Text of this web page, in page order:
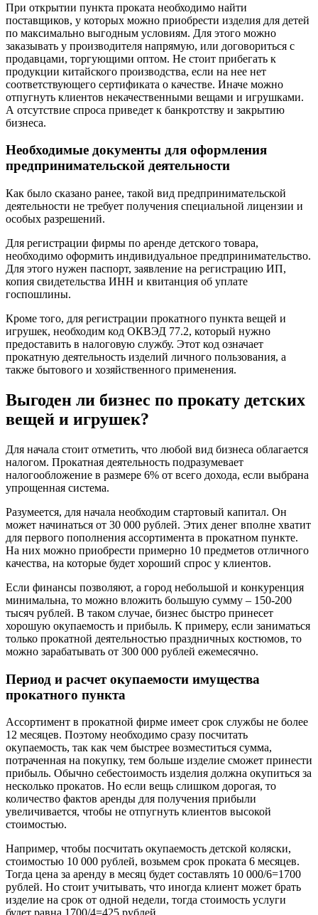
При открытии пункта проката необходимо найти
поставщиков, у которых можно приобрести изделия для детей
по максимально выгодным условиям. Для этого можно
заказывать у производителя напрямую, или договориться с
продавцами, торгующими оптом. Не стоит прибегать к
продукции китайского производства, если на нее нет
соответствующего сертификата о качестве. Иначе можно
отпугнуть клиентов некачественными вещами и игрушками.
А отсутствие спроса приведет к банкротству и закрытию
бизнеса.
Необходимые документы для оформления
предпринимательской деятельности
Как было сказано ранее, такой вид предпринимательской
деятельности не требует получения специальной лицензии и
особых разрешений.
Для регистрации фирмы по аренде детского товара,
необходимо оформить индивидуальное предпринимательство.
Для этого нужен паспорт, заявление на регистрацию ИП,
копия свидетельства ИНН и квитанция об уплате
госпошлины.
Кроме того, для регистрации прокатного пункта вещей и
игрушек, необходим код ОКВЭД 77.2, который нужно
предоставить в налоговую службу. Этот код означает
прокатную деятельность изделий личного пользования, а
также бытового и хозяйственного применения.
Выгоден ли бизнес по прокату детских
вещей и игрушек?
Для начала стоит отметить, что любой вид бизнеса облагается
налогом. Прокатная деятельность подразумевает
налогообложение в размере 6% от всего дохода, если выбрана
упрощенная система.
Разумеется, для начала необходим стартовый капитал. Он
может начинаться от 30 000 рублей. Этих денег вполне хватит
для первого пополнения ассортимента в прокатном пункте.
На них можно приобрести примерно 10 предметов отличного
качества, на которые будет хороший спрос у клиентов.
Если финансы позволяют, а город небольшой и конкуренция
минимальна, то можно вложить большую сумму – 150-200
тысяч рублей. В таком случае, бизнес быстро принесет
хорошую окупаемость и прибыль. К примеру, если заниматься
только прокатной деятельностью праздничных костюмов, то
можно зарабатывать от 300 000 рублей ежемесячно.
Период и расчет окупаемости имущества
прокатного пункта
Ассортимент в прокатной фирме имеет срок службы не более
12 месяцев. Поэтому необходимо сразу посчитать
окупаемость, так как чем быстрее возместиться сумма,
потраченная на покупку, тем больше изделие сможет принести
прибыль. Обычно себестоимость изделия должна окупиться за
несколько прокатов. Но если вещь слишком дорогая, то
количество фактов аренды для получения прибыли
увеличивается, чтобы не отпугнуть клиентов высокой
стоимостью.
Например, чтобы посчитать окупаемость детской коляски,
стоимостью 10 000 рублей, возьмем срок проката 6 месяцев.
Тогда цена за аренду в месяц будет составлять 10 000/6=1700
рублей. Но стоит учитывать, что иногда клиент может брать
изделие на срок от одной недели, тогда стоимость услуги